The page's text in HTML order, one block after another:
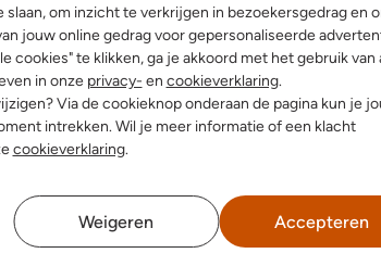
om inzicht te verkrijgen in bezoekersgedrag en
jouw online gedrag voor gepersonaliseerde
cookies" te klikken, ga je akkoord met het gebruik van
in onze privacy- en cookieverklaring.
Via de cookieknop onderaan de pagina kun je
intrekken. Wil je meer informatie of een klacht
cookieverklaring.
Weigeren Accepteren
is een absolute must-have in je garderobe. Of je
grijs is de perfecte keuze. Met zijn zachte stof